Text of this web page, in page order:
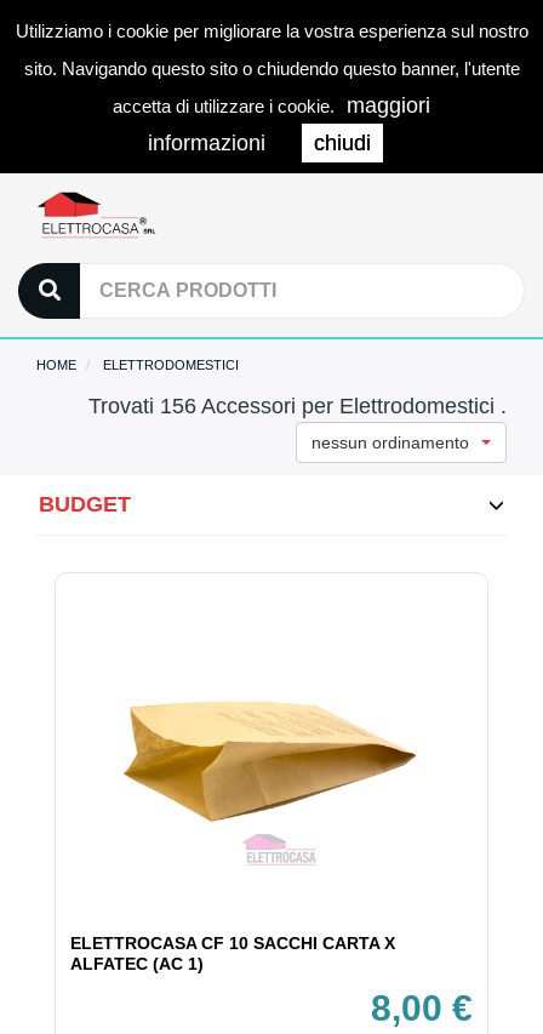
Utilizziamo i cookie per migliorare la vostra esperienza sul nostro
sito. Navigando questo sito o chiudendo questo banner, l'utente
accetta di utilizzare i cookie.
maggiori
informazioni
chiudi
0
HOME ELETTRODOMESTICI
Trovati 156 Accessori per Elettrodomestici .
nessun ordinamento
BUDGET
ELETTROCASA CF 10 SACCHI CARTA X
ALFATEC (AC 1)
8,00 €